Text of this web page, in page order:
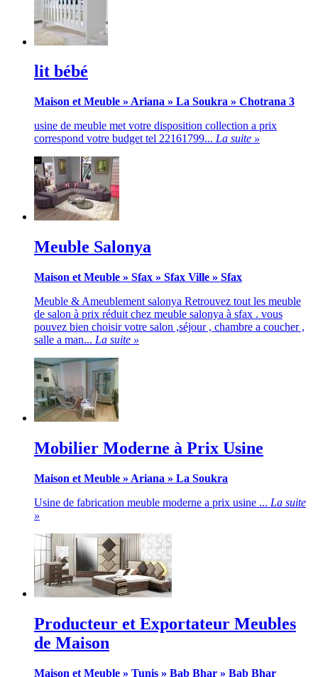
lit bébé
Maison et Meuble » Ariana » La Soukra » Chotrana 3
usine de meuble met votre disposition collection a prix
correspond votre budget tel 22161799... La suite »
Meuble Salonya
Maison et Meuble » Sfax » Sfax Ville » Sfax
Meuble & Ameublement salonya Retrouvez tout les meuble
de salon à prix réduit chez meuble salonya à sfax . vous
pouvez bien choisir votre salon ,séjour , chambre a coucher ,
salle a man... La suite »
Mobilier Moderne à Prix Usine
Maison et Meuble » Ariana » La Soukra
Usine de fabrication meuble moderne a prix usine ... La suite
»
Producteur et Exportateur Meubles
de Maison
Maison et Meuble » Tunis » Bab Bhar » Bab Bhar